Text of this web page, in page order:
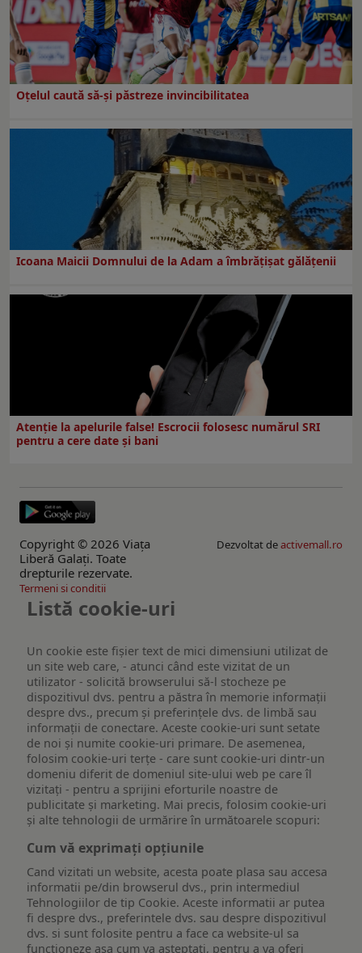
Oțelul caută să-și păstreze invincibilitatea
Icoana Maicii Domnului de la Adam a îmbrățișat gălățenii
Atenție la apelurile false! Escrocii folosesc numărul SRI
pentru a cere date și bani
Copyright © 2026 Viaţa
Liberă Galaţi. Toate
drepturile rezervate.
Dezvoltat deactivemall.ro
Termeni si conditii
Listă cookie-uri
Un cookie este fişier text de mici dimensiuni utilizat de
un site web care, - atunci când este vizitat de un
utilizator - solicită browserului să-l stocheze pe
dispozitivul dvs. pentru a păstra în memorie informații
despre dvs., precum și preferințele dvs. de limbă sau
informații de conectare. Aceste cookie-uri sunt setate
de noi și numite cookie-uri primare. De asemenea,
folosim cookie-uri terțe - care sunt cookie-uri dintr-un
domeniu diferit de domeniul site-ului web pe care îl
vizitați - pentru a sprijini eforturile noastre de
publicitate și marketing. Mai precis, folosim cookie-uri
și alte tehnologii de urmărire în următoarele scopuri:
Cum vă exprimați opțiunile
Cand vizitati un website, acesta poate plasa sau accesa
informatii pe/din browserul dvs., prin intermediul
Tehnologiilor de tip Cookie. Aceste informatii ar putea
fi despre dvs., preferintele dvs. sau despre dispozitivul
dvs. si sunt folosite pentru a face ca website-ul sa
functioneze asa cum va asteptati, pentru a va oferi